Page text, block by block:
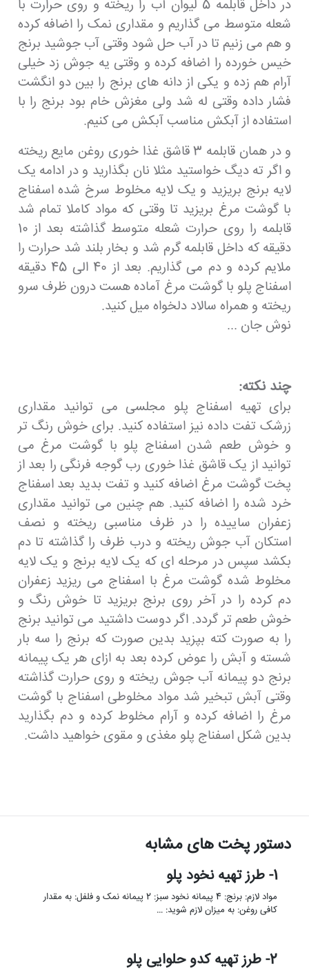
در داخل قابلمه 5 لیوان آب را ریخته و روی حرارت با
شعله متوسط می گذاریم و مقداری نمک را اضافه کرده
و هم می زنیم تا در آب حل شود وقتی آب جوشید برنج
خیس خورده را اضافه کرده و وقتی یه جوش زد خیلی
آرام هم زده و یکی از دانه های برنج را بین دو انگشت
فشار داده وقتی له شد ولی مغزش خام بود برنج را با
استفاده از آبکش مناسب آبکش می کنیم.
و در همان قابلمه 3 قاشق غذا خوری روغن مایع ریخته
و اگر ته دیگ خواستید مثلا نان بگذارید و در ادامه یک
لایه برنج بریزید و یک لایه مخلوط سرخ شده اسفناج
با گوشت مرغ بریزید تا وقتی که مواد کاملا تمام شد
قابلمه را روی حرارت شعله متوسط گذاشته بعد از 10
دقیقه که داخل قابلمه گرم شد و بخار بلند شد حرارت را
ملایم کرده و دم می گذاریم. بعد از 40 الی 45 دقیقه
اسفناج پلو با گوشت مرغ آماده هست درون ظرف سرو
ریخته و همراه سالاد دلخواه میل کنید.
نوش جان ...
چند نکته:
برای تهیه اسفناج پلو مجلسی می توانید مقداری
زرشک تفت داده نیز استفاده کنید. برای خوش رنگ تر
و خوش طعم شدن اسفناج پلو با گوشت مرغ می
توانید از یک قاشق غذا خوری رب گوجه فرنگی را بعد از
پخت گوشت مرغ اضافه کنید و تفت بدید بعد اسفناج
خرد شده را اضافه کنید. هم چنین می توانید مقداری
زعفران ساییده را در ظرف مناسبی ریخته و نصف
استکان آب جوش ریخته و درب ظرف را گذاشته تا دم
بکشد سپس در مرحله ای که یک لایه برنج و یک لایه
مخلوط شده گوشت مرغ با اسفناج می ریزید زعفران
دم کرده را در آخر روی برنج بریزید تا خوش رنگ و
خوش طعم تر گردد. اگر دوست داشتید می توانید برنج
را به صورت کته بپزید بدین صورت که برنج را سه بار
شسته و آبش را عوض کرده بعد به ازای هر یک پیمانه
برنج دو پیمانه آب جوش ریخته و روی حرارت گذاشته
وقتی آبش تبخیر شد مواد مخلوطی اسفناج با گوشت
مرغ را اضافه کرده و آرام مخلوط کرده و دم بگذارید
بدین شکل اسفناج پلو مغذی و مقوی خواهید داشت.
دستور پخت های مشابه
1- طرز تهیه نخود پلو
مواد لازم: برنج: 4 پیمانه نخود سبز: 2 پیمانه نمک و فلفل: به مقدار
کافی روغن: به میزان لازم شوید: …
2- طرز تهیه کدو حلوایی پلو